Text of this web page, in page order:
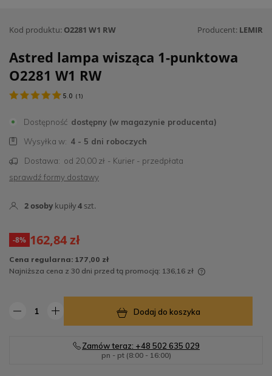
Kod produktu: O2281 W1 RW Producent: LEMIR
Astred lampa wisząca 1-punktowa
O2281 W1 RW
5.0 ( 1 )
Dostępność dostępny (w magazynie producenta)
Wysyłka w: 4 - 5 dni roboczych
Dostawa: od 20,00 zł - Kurier - przedpłata
sprawdź formy dostawy
2osoby kupiły4 szt.
-8% 162,84 zł
Cena regularna: 177,00 zł
Najniższa cena z 30 dni przed tą promocją: 136,16 zł
produkt pojawił się w sprzedaży.Dodaj do koszyka
Zamów teraz: +48 502 635 029
pn - pt (8:00 - 16:00)